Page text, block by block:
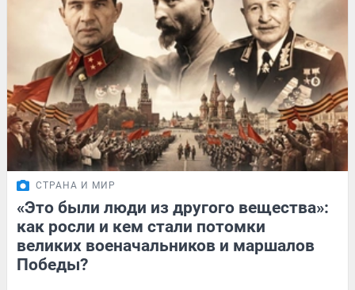
СТРАНА И МИР
«Это были люди из другого вещества»:
как росли и кем стали потомки
великих военачальников и маршалов
Победы?